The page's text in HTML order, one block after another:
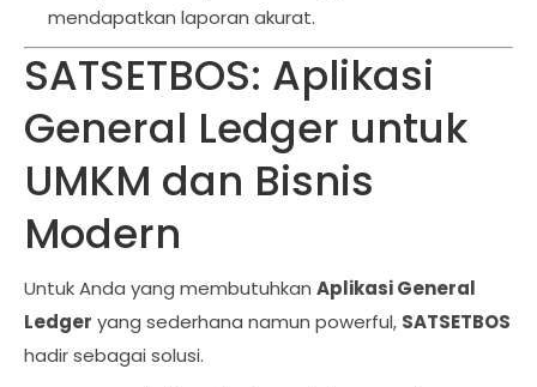
mendapatkan laporan akurat.
SATSETBOS: Aplikasi
General Ledger untuk
UMKM dan Bisnis
Modern
Untuk Anda yang membutuhkan Aplikasi General
Ledger yang sederhana namun powerful, SATSETBOS
hadir sebagai solusi.